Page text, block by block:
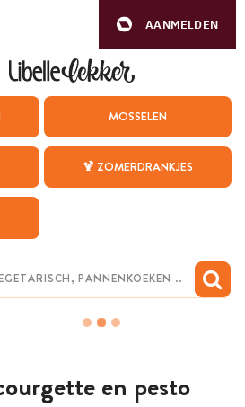
AANMELDEN
MOSSELEN
🍹 ZOMERDRANKJES
en pesto